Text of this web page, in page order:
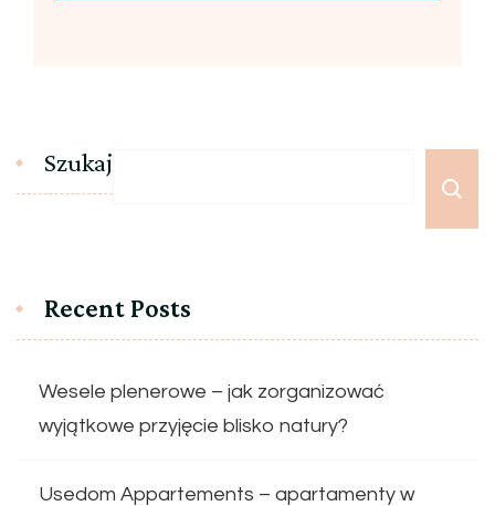
Szukaj
Recent Posts
Wesele plenerowe – jak zorganizować
wyjątkowe przyjęcie blisko natury?
Usedom Appartements – apartamenty w